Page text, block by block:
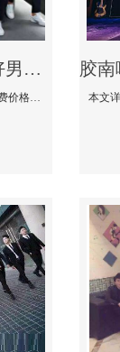
胶南最大有名生意最好男模少爷场KTV体验-嫚城国际KTV消费价格点评
本文详细为你解答嫚城国际KTV消费价格口碑点评，更多关于最大有名生意最好男模少爷场KTV体验免费咨询1333 867 6881微信同步！